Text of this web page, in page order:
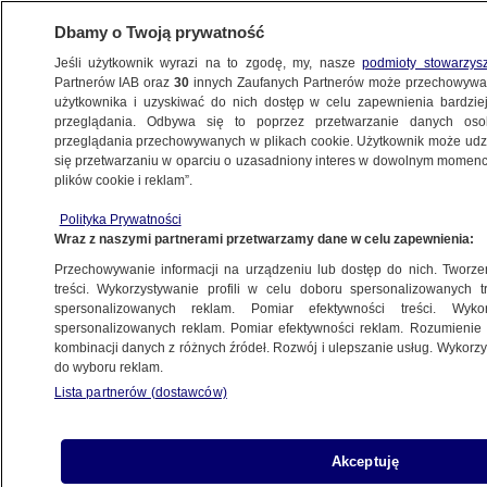
PILNE Ukraina wydała zgodę na kolejne ekshumacje
ŚWIAT
Po rozmowach w Białym Domu jest "jedna
rzecz, która niepokoi"
19.08.2025, 10:30
Posłuchaj artykułu
Dbamy o Twoją prywatność
Jeśli użytkownik wyrazi na to zgodę, my, naszepodmioty
Partnerów IAB oraz30 innych Zaufanych Partnerów może
użytkownika i uzyskiwać do nich dostęp w celu zapewnienia
przeglądania. Odbywa się to poprzez przetwarzanie danych
przeglądania przechowywanych w plikach cookie. Użytkownik może
się przetwarzaniu w oparciu o uzasadniony interes w dowolnym
plików cookie i reklam”.
Polityka Prywatności
Wraz z naszymi partnerami przetwarzamy dane w celu zapewnienia:
Przechowywanie informacji na urządzeniu lub dostęp do nich.
treści. Wykorzystywanie profili w celu doboru spersonalizowanych
spersonalizowanych reklam. Pomiar efektywności treści.
spersonalizowanych reklam. Pomiar efektywności reklam.
kombinacji danych z różnych źródeł. Rozwój i ulepszanie usług.
do wyboru reklam.
Lista partnerów (dostawców)
Akceptuję